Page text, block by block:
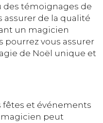
des témoignages de
assurer de la qualité
un magicien
pourrez vous assurer
de Noël unique et
fêtes et événements
magicien peut